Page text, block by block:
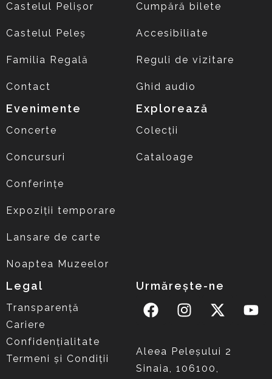
Castelul Pelișor
Castelul Peleș
Familia Regală
Contact
Cumpără bilete
Accesibiliate
Reguli de vizitare
Ghid audio
Evenimente
Concerte
Concursuri
Conferințe
Expoziții temporare
Lansare de carte
Noaptea Muzeelor
Explorează
Colecții
Cataloage
Legal
Transparență
Cariere
Confidențialitate
Termeni și Condiții
Urmărește-ne
Aleea Peleşului 2
Sinaia, 106100,